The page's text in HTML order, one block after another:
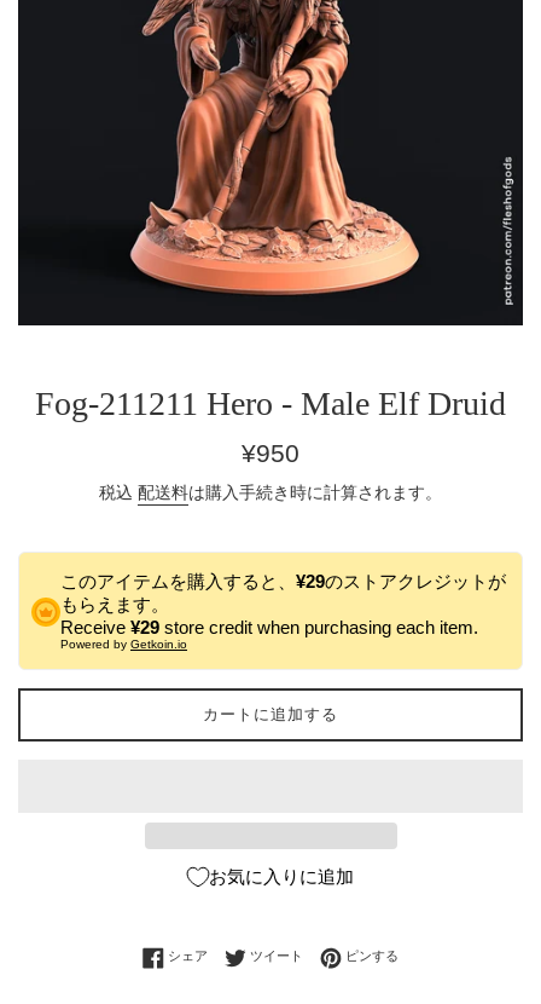
Fog-211211 Hero - Male Elf Druid
通
価
¥950
税込 配送料は購入手続き時に計算されます。
このアイテムを購入すると、 ¥29のストアクレジットが
もらえます。
Receive ¥29 store credit when purchasing each item.
Powered by Getkoin.io
カートに追加する
お気に入りに追加
シェア Facebookでシェアする
ツイート Twitterに投稿する
ピンする